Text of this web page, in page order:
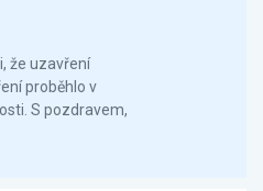
že uzavření
proběhlo v
S pozdravem,